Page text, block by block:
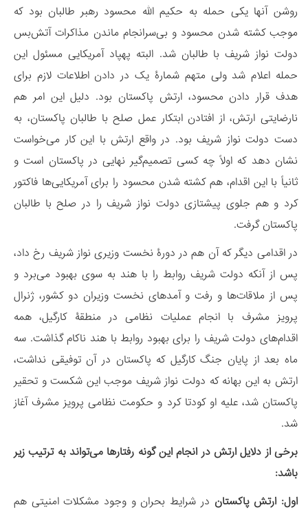
روشن آنها یکی حمله به حکیم الله محسود رهبر طالبان بود که
موجب کشته شدن محسود و بی‌سرانجام ماندن مذاکرات آتش‌بس
دولت نواز شریف با طالبان شد. البته پهپاد آمریکایی مسئول این
حمله اعلام شد ولی متهم شمارۀ یک در دادن اطلاعات لازم برای
هدف قرار دادن محسود، ارتش پاکستان بود. دلیل این امر هم
نارضایتی ارتش، از افتادن ابتکار عمل صلح با طالبان پاکستان، به
دست دولت نواز شریف بود. در واقع ارتش با این کار می‌خواست
نشان دهد که اولاً چه کسی تصمیم‌گیر نهایی در پاکستان است و
ثانیاً با این اقدام، هم کشته شدن محسود را برای آمریکایی‌ها فاکتور
کرد و هم جلوی پیشتازی دولت نواز شریف را در صلح با طالبان
پاکستان گرفت.
در اقدامی دیگر که آن هم در دورۀ نخست وزیری نواز شریف رخ داد،
پس از آنکه دولت شریف روابط را با هند به سوی بهبود می‌برد و
پس از ملاقات‌ها و رفت و آمدهای نخست وزیران دو کشور، ژنرال
پرویز مشرف با انجام عملیات نظامی در منطقۀ کارگیل، همه
اقدام‌های دولت شریف را برای بهبود روابط با هند ناکام گذاشت. سه
ماه بعد از پایان جنگ کارگیل که پاکستان در آن توفیقی نداشت،
ارتش به این بهانه که دولت نواز شریف موجب این شکست و تحقیر
پاکستان شد، علیه او کودتا کرد و حکومت نظامی پرویز مشرف آغاز
شد.
برخی از دلایل ارتش در انجام این گونه رفتارها می‌تواند به ترتیب زیر
باشد:
اول: ارتش پاکستان در شرایط بحران و وجود مشکلات امنیتی هم